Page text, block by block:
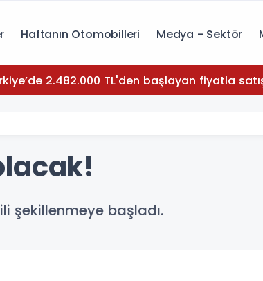
Haftanın Otomobilleri Medya - Sektör
2.482.000 TL'den başlayan fiyatla
şekillenmeye başladı.